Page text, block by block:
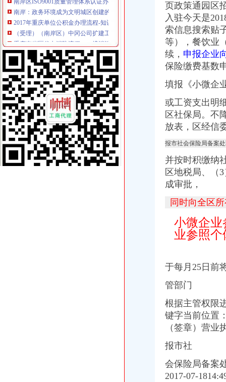
南岸：政务环境成为文明城区创建的“窗口”---中国文明网
2017年重庆单位公积金办理流程-知识-宜人贷
（受理）（南岸区）中冈公司扩建工程办事结果-重庆市城乡建设委员会
重庆南岸区代办消防流程——携消消防知道_重庆代办过消防验收_新浪
【图】低电工电工种操作证办理报考流程2017重庆,南岸技能
我以前在重庆南岸区上班,公司帮我们买了保险,想转到现在上班的
南岸窗口单位,你有没有发现“三颗心”|权属|审批_凤凰资讯
重庆南岸：政务环境成为文明城区创建的“窗口”
南岸代办营业执照公司|营业执照代办-重庆益记财务_【会计服务】-久
重庆南岸区能办理铜梁人单位离职养老保险吗_精选律师解答—华律网
【北部新区工商代理,渝中区工商代办,南岸区工商注册资料和流程】
重庆市南岸区徽商有限公司_重庆徽商小贷
南岸区如何快速办理工商执照年检代办_第1页_重庆焦点_媒体_西祠胡同
页-重庆市民防办
四川工商营业执照办理流程找成都庆渝代办-感清版-大渝社区|
2014四季度、2015上半年重庆南岸区事业单位和面向贫困大学生招聘
（四晚酒店住宿+更多当地游任选）】办理流程_南岸商业圈重庆双飞
南岸区工商营业执照年检需要的材料【渝力工商】代办|聊天灌水-地宝网
2018年南岸区企业法律顾问怎么报名_报名办法_报名流程_报名步骤
创业注册公司,南岸注册公司,启辰工商咨询（查看）-爱喇叭网
南岸：电子信息企业注册登记行政审批缩短至26天_重庆频道_凤凰网
南岸区民政局离的流程有哪些？-法律知识大全|律师365(.com)
重庆商行：2016年重庆电工焊工钳工等41个工种鉴定办理流程-重庆爱
电子信息企业南岸区注册26个工作日搞定-今日重庆-华龙网
重庆南岸二手房过户流程简单很多出错明显降低_佛山房地产_房掌柜
南宁市邕江综合整和开发利用工程（南岸：五象大道北兴斌沙场-三
页政策通园区
入驻今天是
索信息搜索贴
等），餐饮业
续， 申报企业
保险缴费基数
填报《小微企
或工资支出明
区社保局。不
放表，区经信
报市社会保险局备案
并按时积缴纳
区地税局、（
成审批，
同时向全区
小微企业
业参照
于每月25日前
管部门
根据主管权限
键字当前位置
（签章）营业
报市社
会保险局备案
2017-07-